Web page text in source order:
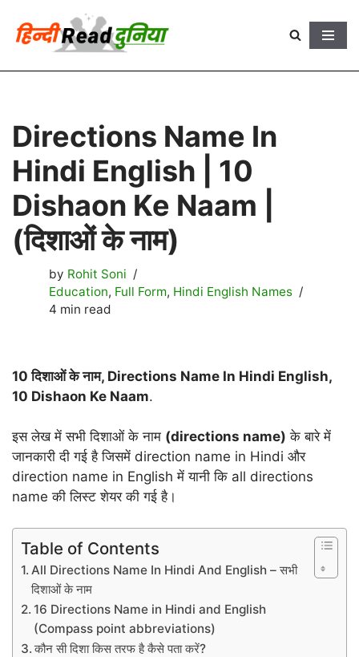
Skip
Directions Name In
Hindi English | 10
Dishaon Ke Naam |
(दिशाओं के नाम)
by Rohit Soni
Education, Full Form, Hindi English Names
4 min read
10 दिशाओं के नाम, Directions Name In Hindi English,
10 Dishaon Ke Naam.
इस लेख में सभी दिशाओं के नाम (directions name) के बारे में
जानकारी दी गई है जिसमें direction name in Hindi और
direction name in English में यानी कि all directions
name की लिस्ट शेयर की गई है।
Table of Contents
All Directions Name In Hindi And English – सभी
दिशाओं के नाम
16 Directions Name in Hindi and English
(Compass point abbreviations)
कौन सी दिशा किस तरफ है कैसे पता करें?